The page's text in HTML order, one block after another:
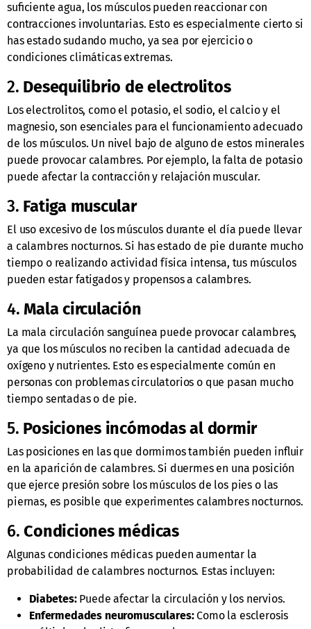
suficiente agua, los músculos pueden reaccionar con
contracciones involuntarias. Esto es especialmente cierto si
has estado sudando mucho, ya sea por ejercicio o
condiciones climáticas extremas.
2. Desequilibrio de electrolitos
Los electrolitos, como el potasio, el sodio, el calcio y el
magnesio, son esenciales para el funcionamiento adecuado
de los músculos. Un nivel bajo de alguno de estos minerales
puede provocar calambres. Por ejemplo, la falta de potasio
puede afectar la contracción y relajación muscular.
3. Fatiga muscular
El uso excesivo de los músculos durante el día puede llevar
a calambres nocturnos. Si has estado de pie durante mucho
tiempo o realizando actividad física intensa, tus músculos
pueden estar fatigados y propensos a calambres.
4.Mala circulación
La mala circulación sanguínea puede provocar calambres,
ya que los músculos no reciben la cantidad adecuada de
oxígeno y nutrientes. Esto es especialmente común en
personas con problemas circulatorios o que pasan mucho
tiempo sentadas o de pie.
5. Posiciones incómodas al dormir
Las posiciones en las que dormimos también pueden influir
en la aparición de calambres. Si duermes en una posición
que ejerce presión sobre los músculos de los pies o las
piernas, es posible que experimentes calambres nocturnos.
6.Condiciones médicas
Algunas condiciones médicas pueden aumentar la
probabilidad de calambres nocturnos. Estas incluyen:
Diabetes:Puede afectar la circulación y los nervios.
Enfermedades neuromusculares:Como la esclerosis